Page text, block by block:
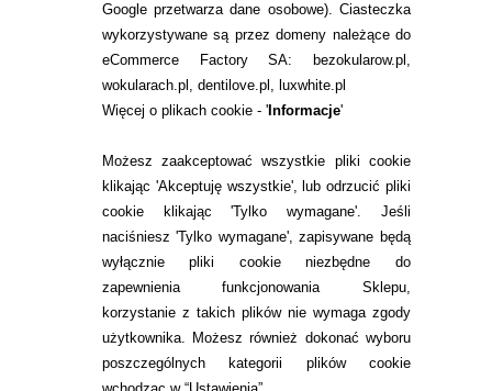
Google przetwarza dane osobowe). Ciasteczka
wykorzystywane są przez domeny należące do
eCommerce Factory SA: bezokularow.pl,
wokularach.pl, dentilove.pl, luxwhite.pl
Więcej o plikach cookie - 'Informacje'
Możesz zaakceptować wszystkie pliki cookie
klikając 'Akceptuję wszystkie', lub odrzucić pliki
cookie klikając 'Tylko wymagane'. Jeśli
naciśniesz 'Tylko wymagane', zapisywane będą
wyłącznie pliki cookie niezbędne do
zapewnienia funkcjonowania Sklepu,
korzystanie z takich plików nie wymaga zgody
użytkownika. Możesz również dokonać wyboru
poszczególnych kategorii plików cookie
WARUNKI ZAKUPÓW
RANKINGI SOCZEWEK
SOCZEWKI KOLOROWE
Zwrot (odstąpienie od umowy)
ZMIEŃ USTAWIENIA ZGODY NA CIASTECZKA
KONTAKT
telefon:
22 113 44 42
telefon: